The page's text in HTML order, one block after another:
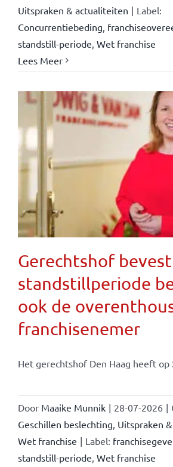
Uitspraken & actualiteiten | Label:
Concurrentiebeding
standstill-periode Wet franchise
Lees Meer
Gerechtshof
standstillperiode
ook de
franchisenemer
Het gerechtshof Den Haag heeft op
Door Maaike Munnik | 28-07-2026 |
Geschillen beslechting Uitspraken
Wet franchise | Label:
standstill-periode Wet franchise